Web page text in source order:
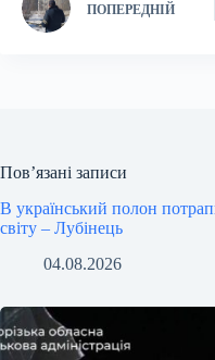
ПОПЕРЕДНІЙ
Пов’язані записи
В український полон
світу – Лубінець
04.08.2026